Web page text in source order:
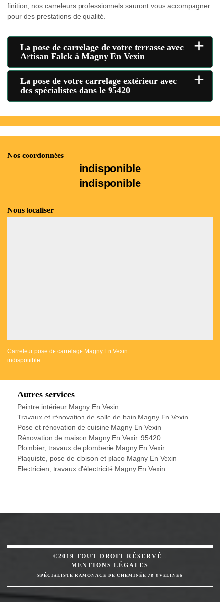
finition, nos carreleurs professionnels sauront vous accompagner
pour des prestations de qualité.
La pose de carrelage de votre terrasse avec
Artisan Falck à Magny En Vexin
+
La pose de votre carrelage extérieur avec
des spécialistes dans le 95420
+
Nos coordonnées
indisponible
indisponible
Nous localiser
Carreleur pose de carrelage Magny En Vexin
indisponible
Autres services
Peintre intérieur Magny En Vexin
Travaux et rénovation de salle de bain Magny En Vexin
Pose et rénovation de cuisine Magny En Vexin
Rénovation de maison Magny En Vexin 95420
Plombier, travaux de plomberie Magny En Vexin
Plaquiste, pose de cloison et placo Magny En Vexin
Electricien, travaux d'électricité Magny En Vexin
©2019 TOUT DROIT RÉSERVÉ -
MENTIONS LÉGALES
SPÉCIALISTE RAMONAGE DE CHEMINÉE 78 YVELINES